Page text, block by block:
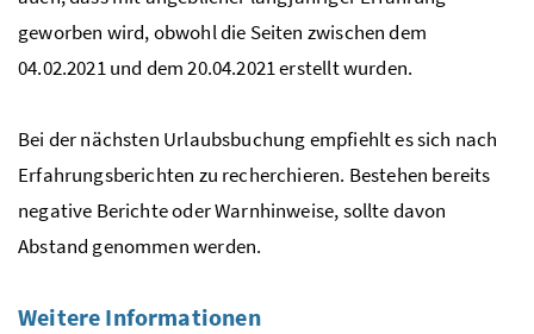
geworben wird, obwohl die Seiten zwischen dem
04.02.2021 und dem 20.04.2021 erstellt wurden.
Bei der nächsten Urlaubsbuchung empfiehlt es sich nach
Erfahrungsberichten zu recherchieren. Bestehen bereits
negative Berichte oder Warnhinweise, sollte davon
Abstand genommen werden.
Weitere Informationen